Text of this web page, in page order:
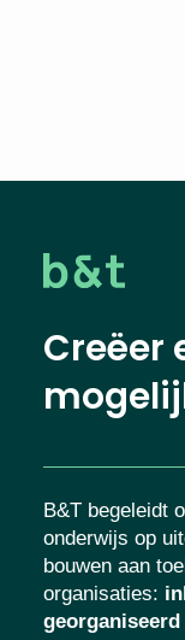
Creëer
B&T begeleidt
onderwijs op
bouwen aan
organisaties: